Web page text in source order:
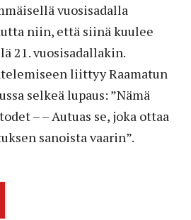
vuosisadalla
niin, että siinä kuulee
21. vuosisadallakin.
liittyy Raamatun
selkeä lupaus: ”Nämä
– – Autuas se, joka ottaa
sanoista vaarin”.